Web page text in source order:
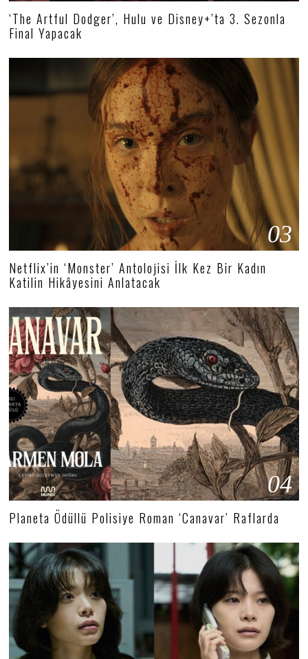
‘The Artful Dodger’, Hulu ve Disney+’ta 3. Sezonla
Final Yapacak
03
Netflix’in ‘Monster’ Antolojisi İlk Kez Bir Kadın
Katilin Hikâyesini Anlatacak
04
Planeta Ödüllü Polisiye Roman ‘Canavar’ Raflarda